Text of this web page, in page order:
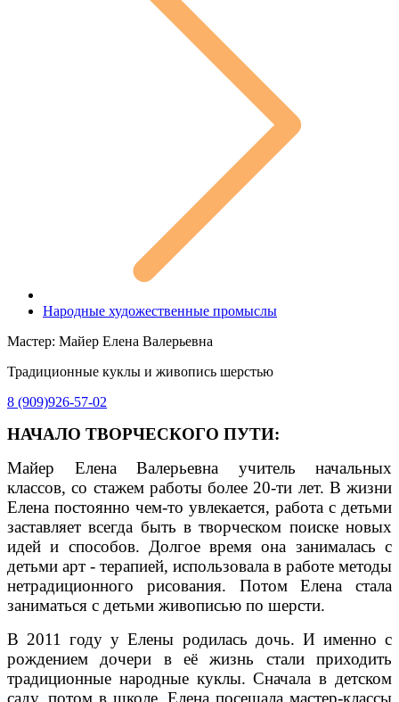
Народные художественные промыслы
Мастер: Майер Елена Валерьевна
Традиционные куклы и живопись шерстью
8 (909)926-57-02
НАЧАЛО ТВОРЧЕСКОГО ПУТИ:
Майер Елена Валерьевна учитель начальных
классов, со стажем работы более 20-ти лет. В жизни
Елена постоянно чем-то увлекается, работа с детьми
заставляет всегда быть в творческом поиске новых
идей и способов. Долгое время она занималась с
детьми арт - терапией, использовала в работе методы
нетрадиционного рисования. Потом Елена стала
заниматься с детьми живописью по шерсти.
В 2011 году у Елены родилась дочь. И именно с
рождением дочери в её жизнь стали приходить
традиционные народные куклы. Сначала в детском
саду, потом в школе. Елена посещала мастер-классы